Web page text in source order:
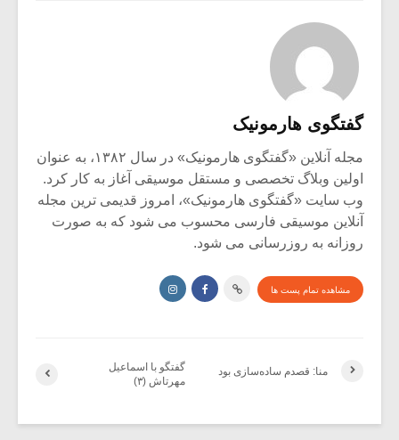
گفتگوی هارمونیک
مجله آنلاین «گفتگوی هارمونیک» در سال ۱۳۸۲، به عنوان
اولین وبلاگ تخصصی و مستقل موسیقی آغاز به کار کرد.
وب سایت «گفتگوی هارمونیک»، امروز قدیمی ترین مجله
آنلاین موسیقی فارسی محسوب می شود که به صورت
روزانه به روزرسانی می شود.
مشاهده تمام پست ها
گفتگو با اسماعیل
مهرتاش (۳)
منا: قصدم ساده‌سازی بود